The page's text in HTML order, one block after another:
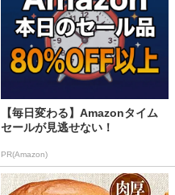
【毎日変わる】Amazonタイム
セールが見逃せない！
PR(Amazon)